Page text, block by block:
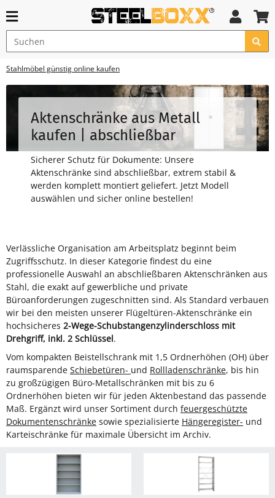
Stahlmöbel günstig online kaufen
Aktenschränke aus Metall
kaufen | abschließbar
Sicherer Schutz für Dokumente: Unsere
Aktenschränke sind abschließbar, extrem stabil &
werden komplett montiert geliefert. Jetzt Modell
auswählen und sicher online bestellen!
Verlässliche Organisation am Arbeitsplatz beginnt beim
Zugriffsschutz. In dieser Kategorie findest du eine
professionelle Auswahl an abschließbaren Aktenschränken aus
Stahl, die exakt auf gewerbliche und private
Büroanforderungen zugeschnitten sind. Als Standard verbauen
wir bei den meisten unserer Flügeltüren-Aktenschränke ein
hochsicheres 2-Wege-Schubstangenzylinderschloss mit
Drehgriff, inkl. 2 Schlüssel.
Vom kompakten Beistellschrank mit 1,5 Ordnerhöhen (OH) über
raumsparende Schiebetüren- und Rollladenschränke, bis hin
zu großzügigen Büro-Metallschränken mit bis zu 6
Ordnerhöhen bieten wir für jeden Aktenbestand das passende
Maß. Ergänzt wird unser Sortiment durch feuergeschützte
Dokumentenschränke sowie spezialisierte Hängeregister- und
Karteischränke für maximale Übersicht im Archiv.